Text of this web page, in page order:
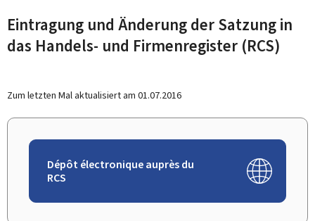
actif
Eintragung und Änderung der Satzung in
das Handels- und Firmenregister (RCS)
Zum letzten Mal aktualisiert am 01.07.2016
Dépôt électronique auprès du
RCS